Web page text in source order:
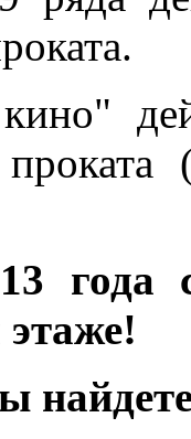
года